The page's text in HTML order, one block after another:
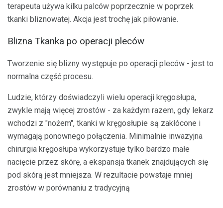
terapeuta używa kilku palców poprzecznie w poprzek
tkanki bliznowatej. Akcja jest trochę jak piłowanie.
Blizna Tkanka po operacji pleców
Tworzenie się blizny występuje po operacji pleców - jest to
normalna część procesu.
Ludzie, którzy doświadczyli wielu operacji kręgosłupa,
zwykle mają więcej zrostów - za każdym razem, gdy lekarz
wchodzi z "nożem", tkanki w kręgosłupie są zakłócone i
wymagają ponownego połączenia. Minimalnie inwazyjna
chirurgia kręgosłupa wykorzystuje tylko bardzo małe
nacięcie przez skórę, a ekspansja tkanek znajdujących się
pod skórą jest mniejsza. W rezultacie powstaje mniej
zrostów w porównaniu z tradycyjną